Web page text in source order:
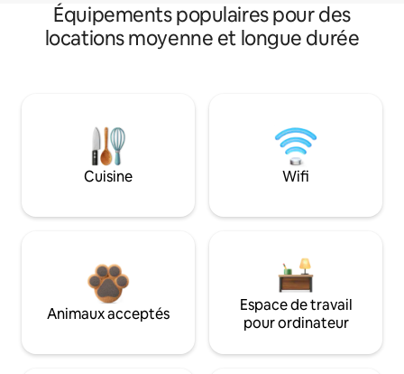
Équipements populaires pour des
locations moyenne et longue durée
Cuisine Wifi
Animaux acceptés
Espace de travail
pour ordinateur